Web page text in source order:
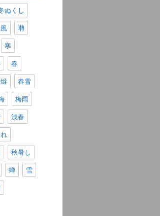
ぬくし
囀
寒
春
春雪
梅雨
浅春
秋暑し
蝉 雪